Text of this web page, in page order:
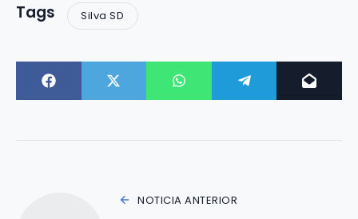
Tags Silva SD
NOTICIA ANTERIOR